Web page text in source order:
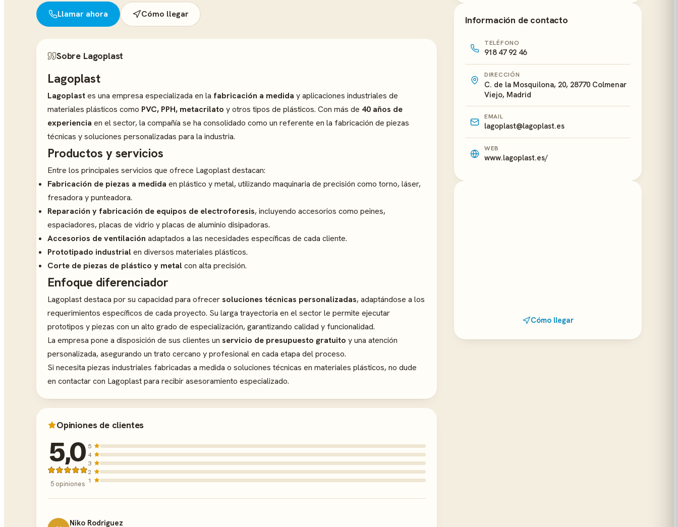
Llamar ahora Cómo llegar
Sobre Lagoplast
Lagoplast
Lagoplastes una empresa especializada en la fabricación a medida y aplicaciones industriales de
materiales plásticos como PVC, PPH, metacrilato y otros tipos de plásticos. Con más de 40 años de
experiencia en el sector, la compañía se ha consolidado como un referente en la fabricación de piezas
técnicas y soluciones personalizadas para la industria.
Productos y servicios
Entre los principales servicios que ofrece Lagoplast destacan:
Fabricación de piezas a medida en plástico y metal, utilizando maquinaria de precisión como torno, láser,
fresadora y punteadora.
Reparación y fabricación de equipos de electroforesis, incluyendo accesorios como peines,
espaciadores, placas de vidrio y placas de aluminio disipadoras.
Accesorios de ventilación adaptados a las necesidades específicas de cada cliente.
Prototipado industrialen diversos materiales plásticos.
Corte de piezas de plástico y metalcon alta precisión.
Enfoque diferenciador
Lagoplast destaca por su capacidad para ofrecersoluciones técnicas personalizadas, adaptándose a los
requerimientos específicos de cada proyecto. Su larga trayectoria en el sector le permite ejecutar
prototipos y piezas con un alto grado de especialización, garantizando calidad y funcionalidad.
La empresa pone a disposición de sus clientes un servicio de presupuesto gratuito y una atención
personalizada, asegurando un trato cercano y profesional en cada etapa del proceso.
Si necesita piezas industriales fabricadas a medida o soluciones técnicas en materiales plásticos, no dude
en contactar con Lagoplast para recibir asesoramiento especializado.
Opiniones de clientes
5,0
5 opiniones
5
4
3
2
1
Niko Rodriguez
Información de contacto
TELÉFONO
918 47 92 46
DIRECCIÓN
C. de la Mosquilona, 20, 28770 Colmenar
Viejo, Madrid
EMAIL
lagoplast@lagoplast.es
WEB
www.lagoplast.es/
Cómo llegar